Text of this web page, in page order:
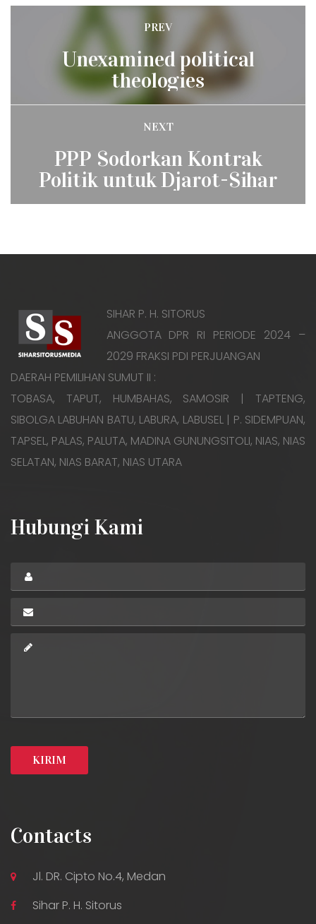
Post
navigation
PREV
post:Unexamined political
theologies
NEXT
post:PPP Sodorkan Kontrak
Politik untuk Djarot-Sihar
SIHAR P. H. SITORUS
ANGGOTA DPR RI PERIODE 2024 –
2029 FRAKSI PDI PERJUANGAN
DAERAH PEMILIHAN SUMUT II :
TOBASA, TAPUT, HUMBAHAS, SAMOSIR | TAPTENG,
SIBOLGA LABUHAN BATU, LABURA, LABUSEL | P. SIDEMPUAN,
TAPSEL, PALAS, PALUTA, MADINA GUNUNGSITOLI, NIAS, NIAS
SELATAN, NIAS BARAT, NIAS UTARA
Hubungi Kami
Contacts
Jl. DR. Cipto No.4, Medan
Sihar P. H. Sitorus